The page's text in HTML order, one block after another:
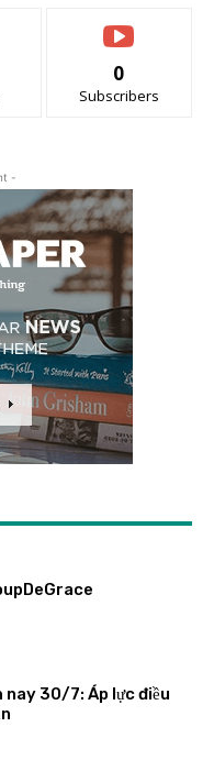
0
Subscribers
-
nay 30/7: Áp lực điều